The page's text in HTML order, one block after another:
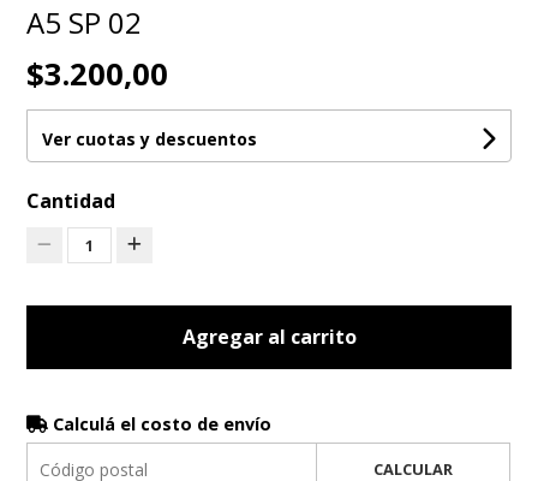
A5 SP 02
$3.200,00
Ver cuotas y descuentos
Cantidad
1
Agregar al carrito
Calculá el costo de envío
CALCULAR